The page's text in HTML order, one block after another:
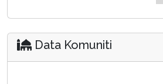
Data Komuniti